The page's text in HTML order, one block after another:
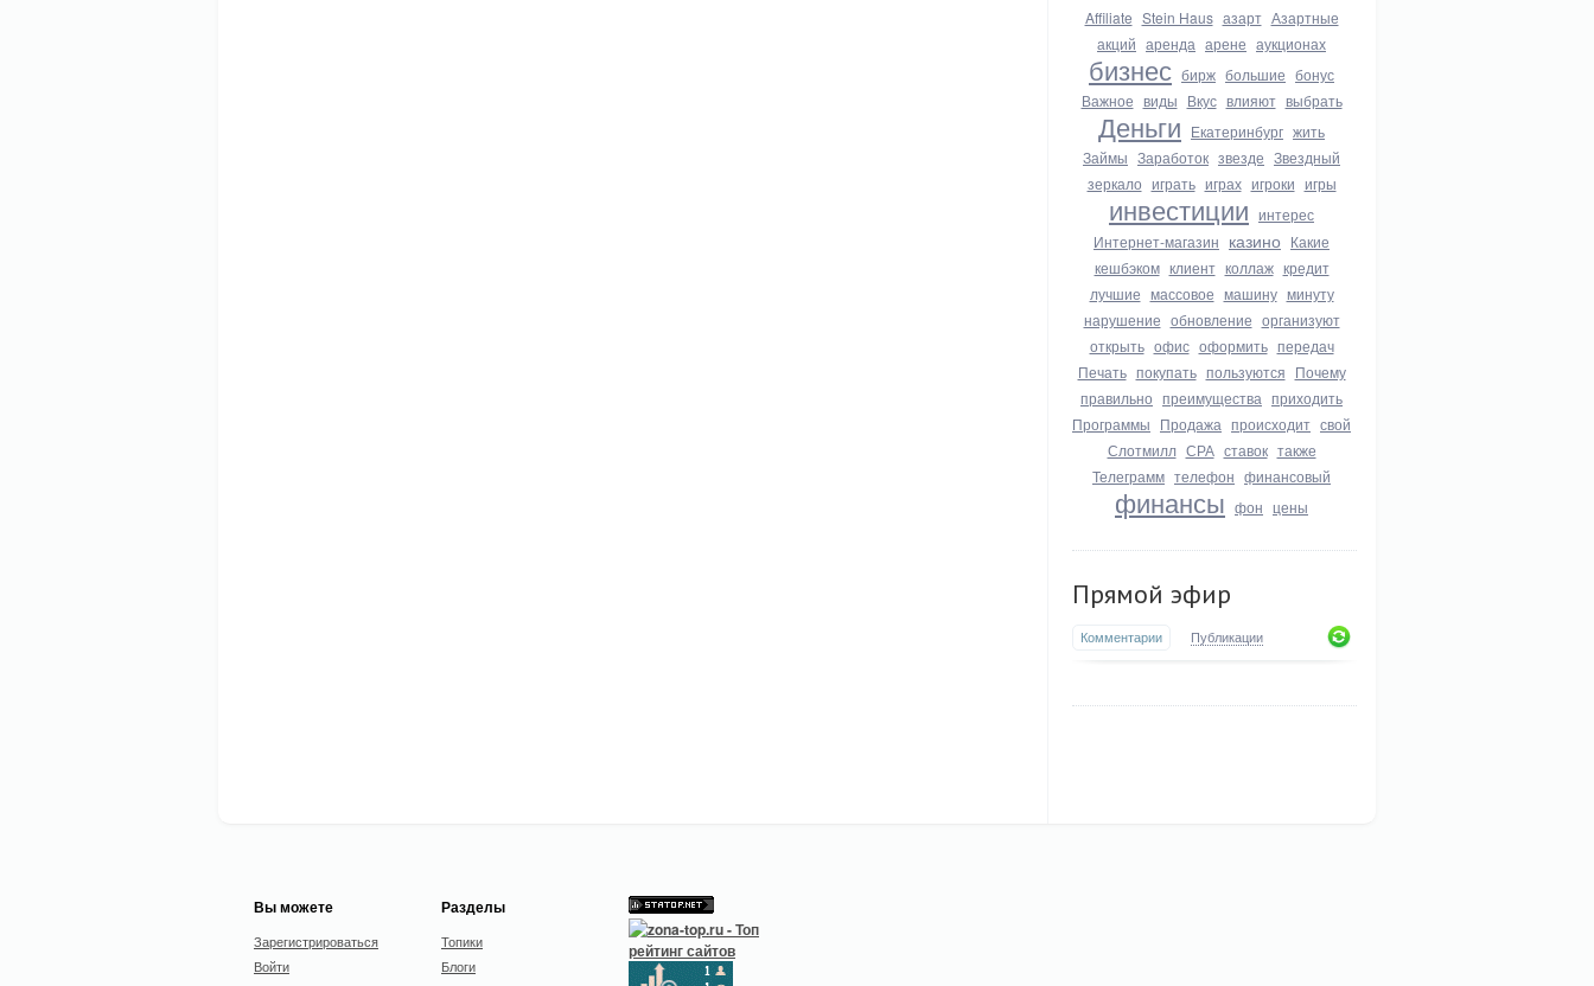
Affiliate Stein Haus азарт Азартные
акций аренда арене аукционах
бизнес бирж большие бонус
Важное виды Вкус влияют выбрать
Деньги Екатеринбург жить
Займы Заработок звезде Звездный
зеркало играть играх игроки игры
инвестиции интерес
Интернет-магазин казино Какие
кешбэком клиент коллаж кредит
лучшие массовое машину минуту
нарушение обновление организуют
открыть офис оформить передач
Печать покупать пользуются Почему
правильно преимущества приходить
Программы Продажа происходит свой
Слотмилл СРА ставок также
Телеграмм телефон финансовый
финансы фон цены
Прямой эфир
Комментарии Публикации
Вы можете
Зарегистрироваться
Войти
Разделы
Топики
Блоги